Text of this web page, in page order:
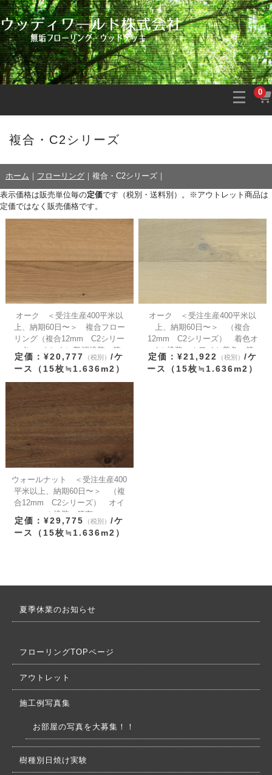
0
複合・C2シリーズ
ホーム ｜ フローリング｜ 複合・C2シリーズ｜
表示価格は販売単位毎の定価です（税別・送料別）。※アウトレット商品は
定価ではなく販売価格です。
オーク ＜受注生産400平米以
上、納期60日〜＞ 複合フロー
リング（複合12mm C2シリー
ズ） ウレタン艶消塗装 節
有 ブラッシング
定価：¥20,777 （税別）/ケ
ース（15枚≒1.636m2）
オーク ＜受注生産400平米以
上、納期60日〜＞ （複合
12mm C2シリーズ） 着色オ
イル塗装 ホワイト着色 節
有 ブラッシング
定価：¥21,922 （税別） /ケ
ース（15枚≒1.636m2）
ウォールナット ＜受注生産400
平米以上、納期60日〜＞ （複
合12mm C2シリーズ） オイ
ル塗装 節有
定価：¥29,775 （税別）/ケ
ース（15枚≒1.636m2）
夏季休業のお知らせ
フローリングTOPページ
アウトレット
施工例写真集
お部屋の写真を大募集！！
樹種別日焼け実験